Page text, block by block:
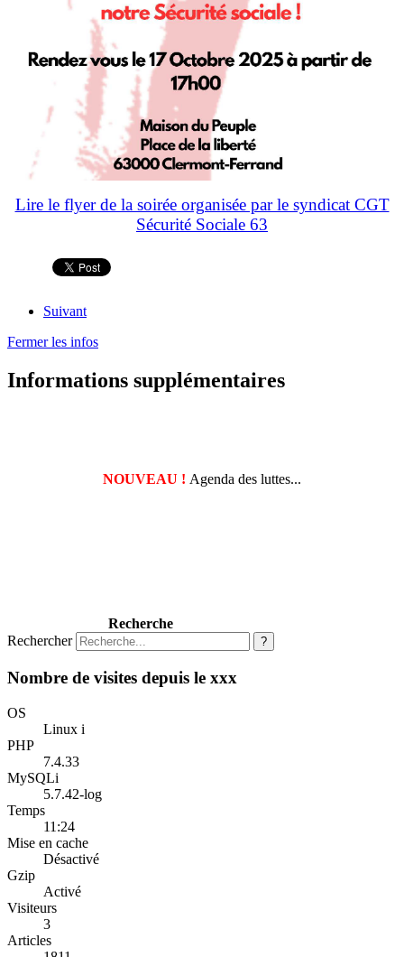
Lire le flyer de la soirée organisée par le syndicat CGT
Sécurité Sociale 63
Suivant
Fermer les infos
Informations supplémentaires
NOUVEAU ! Agenda des luttes...
Recherche
Rechercher
?
Nombre de visites depuis le xxx
OS
Linux i
PHP
7.4.33
MySQLi
5.7.42-log
Temps
11:24
Mise en cache
Désactivé
Gzip
Activé
Visiteurs
3
Articles